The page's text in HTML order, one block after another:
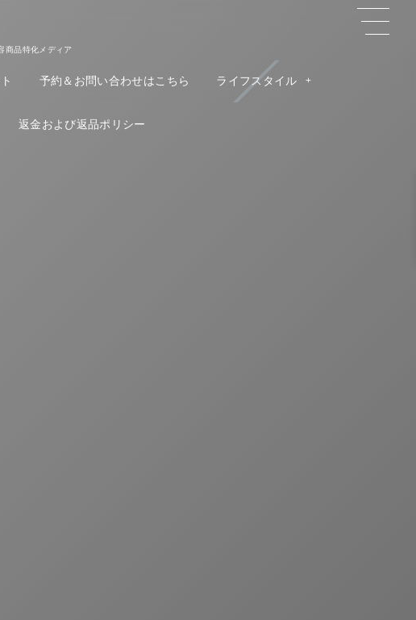
商品特化メディア
予約＆お問い合わせはこちら ライフスタイル
返金および返品ポリシー